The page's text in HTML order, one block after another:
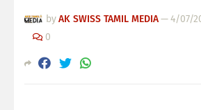
byAK SWISS TAMIL MEDIA—4/07/
0